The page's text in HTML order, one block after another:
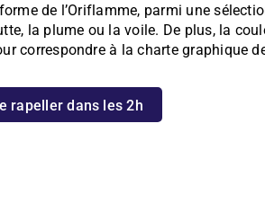
de l’Oriflamme, parmi une
la plume ou la voile. De plus, la
correspondre à la charte graphique
rapeller dans les 2h